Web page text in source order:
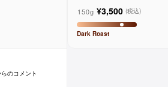
のコメント
150g ¥3,500 (税込)
Dark Roast